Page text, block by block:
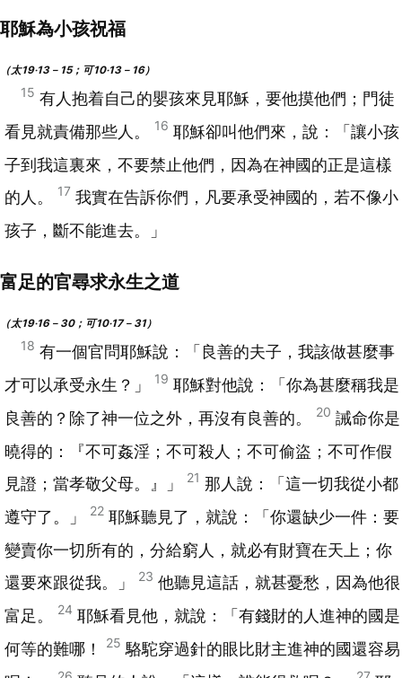
耶穌為小孩祝福
（太19‧13－15；可10‧13－16）
15 有人抱着自己的嬰孩來見耶穌，要他摸他們；門徒
看見就責備那些人。
16 耶穌卻叫他們來，說：「讓小孩
子到我這裏來，不要禁止他們，因為在神國的正是這樣
的人。
17 我實在告訴你們，凡要承受神國的，若不像小
孩子，斷不能進去。」
富足的官尋求永生之道
（太19‧16－30；可10‧17－31）
18 有一個官問耶穌說：「良善的夫子，我該做甚麼事
才可以承受永生？」
19 耶穌對他說：「你為甚麼稱我是
良善的？除了神一位之外，再沒有良善的。
20 誡命你是
曉得的：『不可姦淫；不可殺人；不可偷盜；不可作假
見證；當孝敬父母。』」
21 那人說：「這一切我從小都
遵守了。」
22 耶穌聽見了，就說：「你還缺少一件：要
變賣你一切所有的，分給窮人，就必有財寶在天上；你
還要來跟從我。」
23 他聽見這話，就甚憂愁，因為他很
富足。
24 耶穌看見他，就說：「有錢財的人進神的國是
何等的難哪！
25 駱駝穿過針的眼比財主進神的國還容易